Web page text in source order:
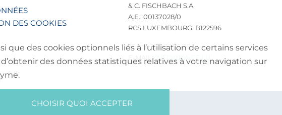
DES COOKIES
& C. FISCHBACH S.A.
A.E.: 00137028/0
RCS LUXEMBOURG: B122596
TEL.: (+352) 32 75 76
E-MAIL:
INFO@NA-CF.LU
des cookies optionnels liés à l’utilisation de certains services
des données statistiques relatives à votre navigation sur
CHOISIR QUOI ACCEPTER